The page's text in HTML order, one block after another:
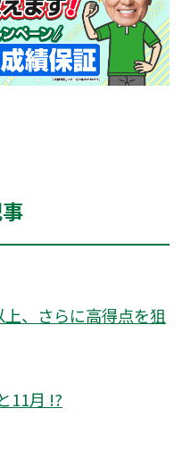
上、さらに高得点を狙
11月 !?